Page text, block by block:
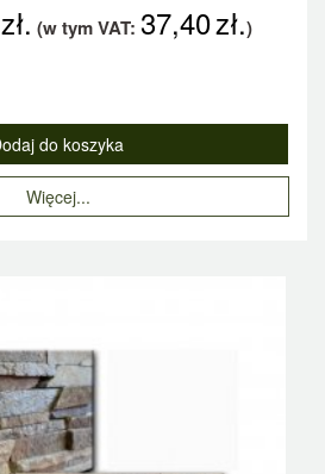
zł. (w tym VAT: 37,40zł.)
Więcej...